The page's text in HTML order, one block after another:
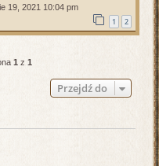
19, 2021 10:04 pm
1 2
1 z 1
Przejdź do